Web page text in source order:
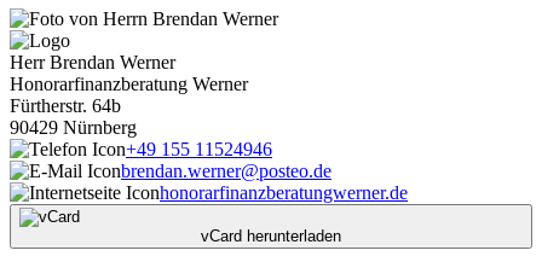
Herr Brendan Werner
Honorarfinanzberatung Werner
Fürtherstr. 64b
90429 Nürnberg
+49 155 11524946
brendan.werner@posteo.de
honorarfinanzberatungwerner.de
vCard herunterladen